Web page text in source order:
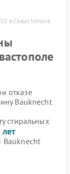
в Севастополе
отказе
Bauknecht
стиральных
Bauknecht